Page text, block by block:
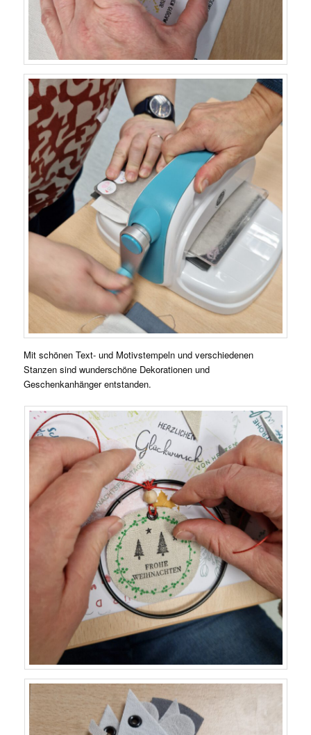
Mit schönen Text- und Motivstempeln und verschiedenen
Stanzen sind wunderschöne Dekorationen und
Geschenkanhänger entstanden.